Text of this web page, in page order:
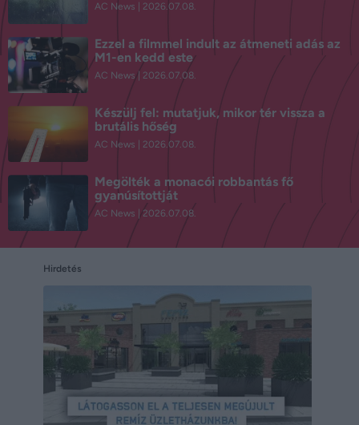
AC News 2026.07.08.
Ezzel a filmmel indult az átmeneti adás az
M1-en kedd este
AC News 2026.07.08.
Készülj fel: mutatjuk, mikor tér vissza a
brutális hőség
AC News 2026.07.08.
Megölték a monacói robbantás fő
gyanúsítottját
AC News 2026.07.08.
Hirdetés